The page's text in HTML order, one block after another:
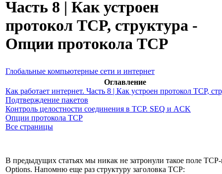
Часть 8 | Как устроен
протокол TCP, структура -
Опции протокола TCP
Глобальные компьютерные сети и интернет
Оглавление
Как работает интернет. Часть 8 | Как устроен протокол TCP,
Подтверждение пакетов
Контроль целостности соединения в TCP. SEQ и ACK
Опции протокола TCP
Все страницы
В предыдущих статьях мы никак не затронули такое поле TCP-
Options. Напомню еще раз структуру заголовка TCP: